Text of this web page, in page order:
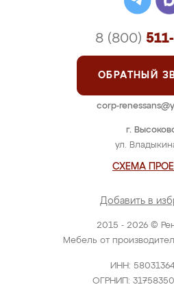
2015 - 2026 ©
Мебель от
ИНН:
ОГРНИП:
г.
ул.
СХЕМА
Добавить в
8 (800)
ОБРАТНЫЙ
corp-